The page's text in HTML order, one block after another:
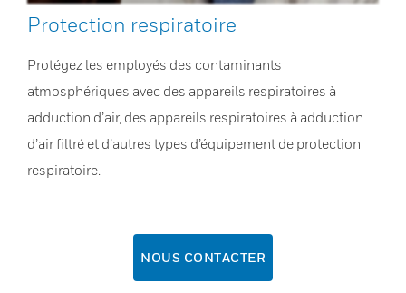
Protection respiratoire
Protégez les employés des contaminants
atmosphériques avec des appareils respiratoires à
adduction d’air, des appareils respiratoires à adduction
d’air filtré et d’autres types d’équipement de protection
respiratoire.
NOUS CONTACTER